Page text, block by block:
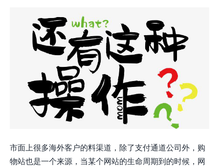
市面上很多海外客户的料渠道，除了支付通道公司外，购
物站也是一个来源，当某个网站的生命周期到的时候，网